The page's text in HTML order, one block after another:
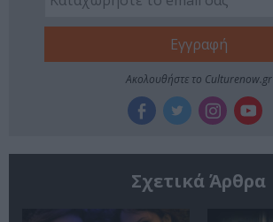
Ακολουθήστε το Culturenow.gr
Σχετικά Άρθρα